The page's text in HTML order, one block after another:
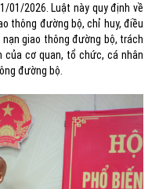
01/2026. Luật này quy định về
thông đường bộ, chỉ huy, điều
giao thông đường bộ, trách
của cơ quan, tổ chức, cá nhân
đường bộ.